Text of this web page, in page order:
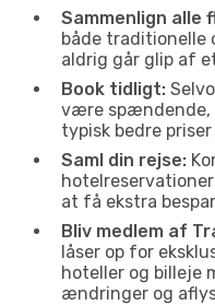
Sammenlign alle
både traditionelle
aldrig går glip af
Book tidligt:
være spændende,
typisk bedre
Saml din rejse:
at få ekstra
Bliv medlem af
låser op for
hoteller og billeje
ændringer og